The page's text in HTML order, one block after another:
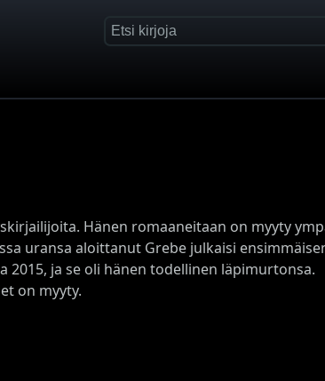
Hänen romaaneitaan on myyty
uransa aloittanut Grebe julkaisi
2015, ja se oli hänen todellinen läpimurtonsa.
on myyty.